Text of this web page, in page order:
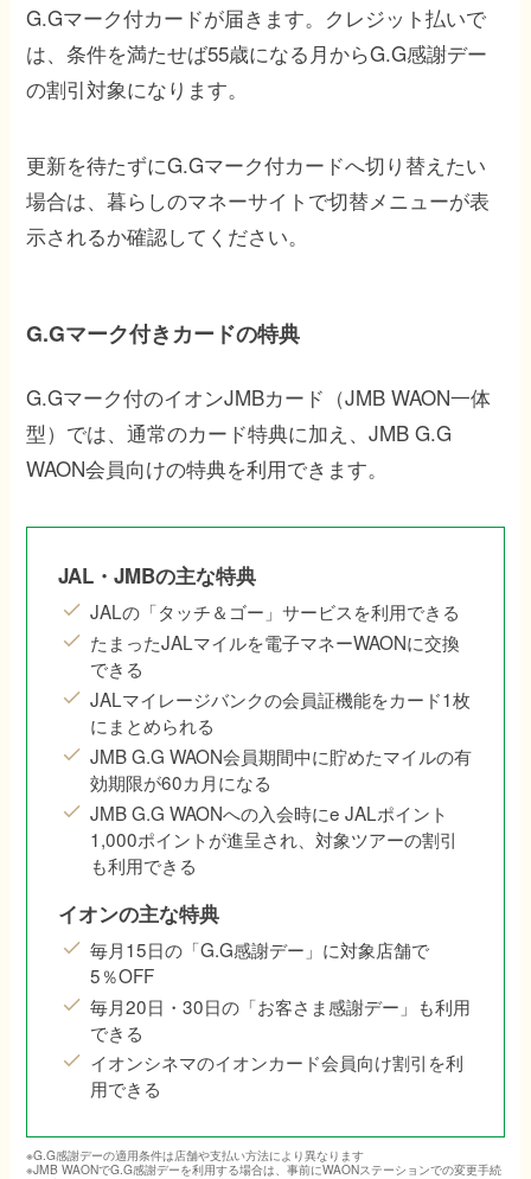
G.Gマーク付カードが届きます。クレジット払いで
は、条件を満たせば55歳になる月からG.G感謝デー
の割引対象になります。
更新を待たずにG.Gマーク付カードへ切り替えたい
場合は、暮らしのマネーサイトで切替メニューが表
示されるか確認してください。
G.Gマーク付きカードの特典
G.Gマーク付のイオンJMBカード（JMB WAON一体
型）では、通常のカード特典に加え、JMB G.G
WAON会員向けの特典を利用できます。
JAL・JMBの主な特典
JALの「タッチ＆ゴー」サービスを利用できる
たまったJALマイルを電子マネーWAONに交換
できる
JALマイレージバンクの会員証機能をカード1枚
にまとめられる
JMB G.G WAON会員期間中に貯めたマイルの有
効期限が60カ月になる
JMB G.G WAONへの入会時にe JALポイント
1,000ポイントが進呈され、対象ツアーの割引
も利用できる
イオンの主な特典
毎月15日の「G.G感謝デー」に対象店舗で
5％OFF
毎月20日・30日の「お客さま感謝デー」も利用
できる
イオンシネマのイオンカード会員向け割引を利
用できる
※G.G感謝デーの適用条件は店舗や支払い方法により異なります
※JMB WAONでG.G感謝デーを利用する場合は、事前にWAONステーションでの変更手続